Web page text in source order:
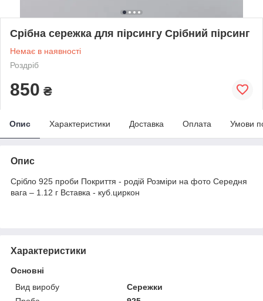
Срібна сережка для пірсингу Срібний пірсинг
Немає в наявності
Роздріб
850 ₴
Опис Характеристики Доставка Оплата Умови
Опис
Срібло 925 проби Покриття - родій Розміри на фото Середня
вага – 1.12 г Вставка - куб.циркон
Характеристики
Основні
Вид виробу
Сережки